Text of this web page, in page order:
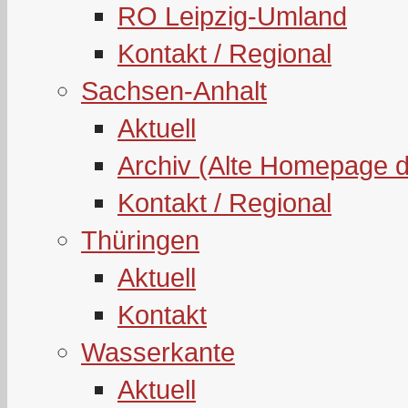
RO Leipzig-Umland
Kontakt / Regional
Sachsen-Anhalt
Aktuell
Archiv (Alte Homepage
Kontakt / Regional
Thüringen
Aktuell
Kontakt
Wasserkante
Aktuell